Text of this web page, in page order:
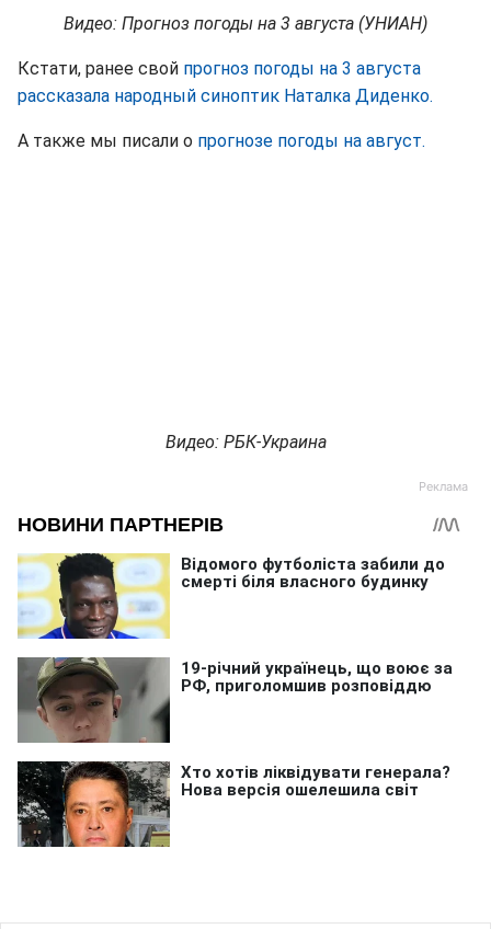
Видео: Прогноз погоды на 3 августа (УНИАН)
Кстати, ранее свой прогноз погоды на 3 августа
рассказала народный синоптик Наталка Диденко.
А также мы писали о прогнозе погоды на август.
Видео: РБК-Украина